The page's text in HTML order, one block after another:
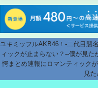
ユキミッフルAKB46！-二代目襲
ィックが止まらない？--僕が見
愕まとめ速報にロマンティック
見